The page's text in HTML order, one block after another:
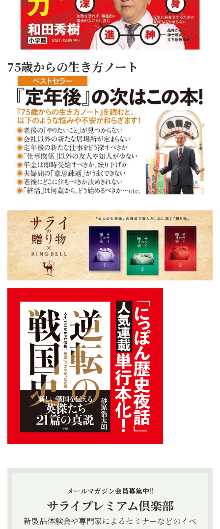
75歳からの生き方ノート
メールマガジン会員募集中!!
サライプレミアム倶楽部
新製品体験会や専門家によるセミナーなどのイベ